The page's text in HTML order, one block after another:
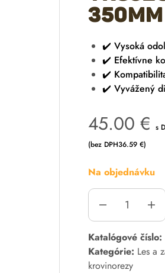
350mm
✔️ Vysoká
✔️ Efektívne
✔️
✔️ Vyvážený
45.00 € s
(bez DPH36.59 €)
Na objednávku
A
l
t
Katalógové číslo:
Kategórie: Les a
krovinorezy